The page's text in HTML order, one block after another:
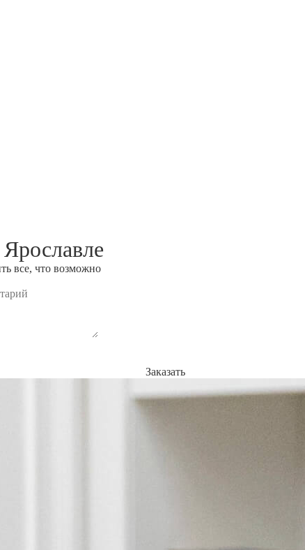
Ярославле
все, что возможно
Заказать